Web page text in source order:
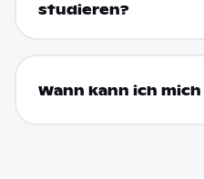
studieren?
Wann kann ich